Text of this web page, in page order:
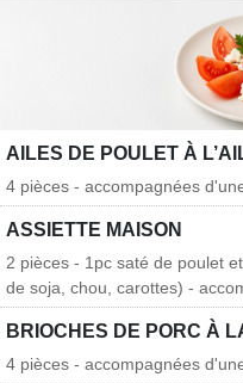
AILES DE POULET À
4 pièces - accompagnées
ASSIETTE MAISON
2 pièces - 1pc saté de poulet
de soja, chou, carottes) -
BRIOCHES DE PORC À
4 pièces - accompagnées